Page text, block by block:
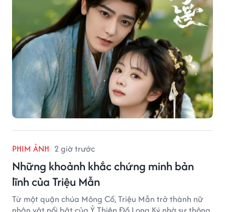
PHIM ẢNH 2 giờ trước
Những khoảnh khắc chứng minh bản
lĩnh của Triệu Mẫn
Từ một quận chúa Mông Cổ, Triệu Mẫn trở thành nữ